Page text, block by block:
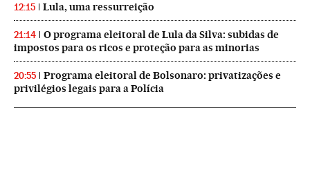
12:15 Lula, uma ressurreição
21:14
O programa eleitoral de Lula da Silva: subidas de
impostos para os ricos e proteção para as minorias
20:55
Programa eleitoral de Bolsonaro: privatizações e
privilégios legais para a Polícia